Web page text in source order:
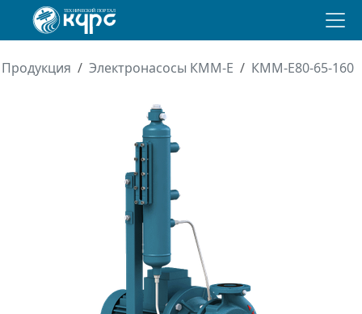
Продукция Электронасосы КММ-Е КММ-Е80-65-160